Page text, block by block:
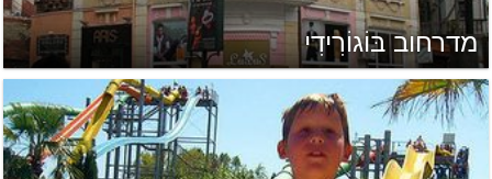
מדרחוב בּוֹגוֹרִידִי